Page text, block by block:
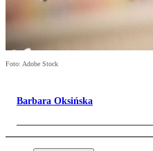
Foto: Adobe Stock
Barbara Oksińska